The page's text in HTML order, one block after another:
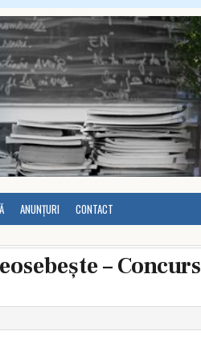
ANUNȚURI CONTACT
– Concurs